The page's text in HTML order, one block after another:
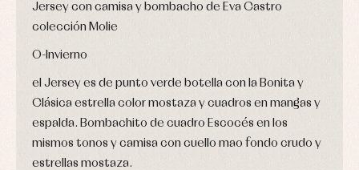
Jersey con camisa y bombacho de Eva Castro
colección Molie
O-Invierno
el Jersey es de punto verde botella con la Bonita y
Clásica estrella color mostaza y cuadros en mangas y
espalda. Bombachito de cuadro Escocés en los
mismos tonos y camisa con cuello mao fondo crudo y
estrellas mostaza.
de